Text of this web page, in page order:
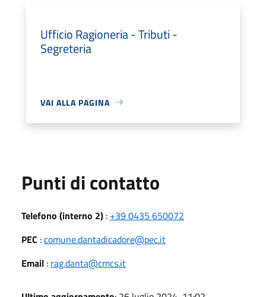
Ufficio Ragioneria - Tributi -
Segreteria
VAI ALLA PAGINA
Punti di contatto
Telefono (interno 2) : +39 0435 650072
PEC :comune.dantadicadore@pec.it
Email : rag.danta@cmcs.it